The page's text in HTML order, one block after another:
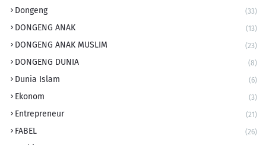
Dongeng (33)
DONGENG ANAK (13)
DONGENG ANAK MUSLIM (23)
DONGENG DUNIA (8)
Dunia Islam (6)
Ekonom (3)
Entrepreneur (21)
FABEL (26)